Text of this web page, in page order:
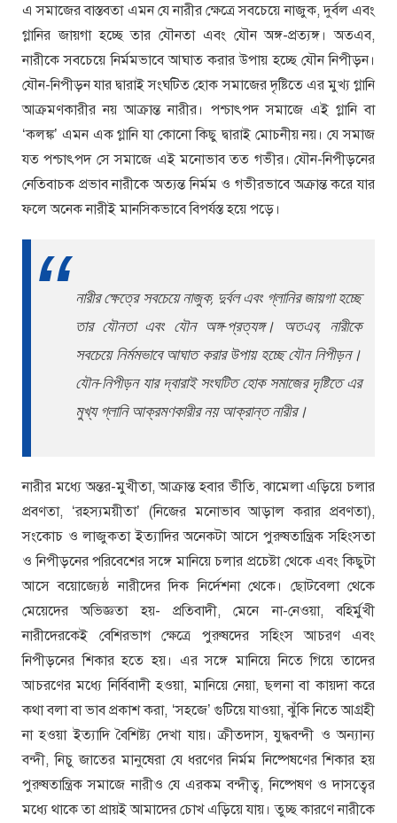
এ সমাজের বাস্তবতা এমন যে নারীর ক্ষেত্রে সবচেয়ে নাজুক, দুর্বল এবং
গ্লানির জায়গা হচ্ছে তার যৌনতা এবং যৌন অঙ্গ-প্রত্যঙ্গ। অতএব,
নারীকে সবচেয়ে নির্মমভাবে আঘাত করার উপায় হচ্ছে যৌন নিপীড়ন।
যৌন-নিপীড়ন যার দ্বারাই সংঘটিত হোক সমাজের দৃষ্টিতে এর মুখ্য গ্লানি
আক্রমণকারীর নয় আক্রান্ত নারীর। পশ্চাৎপদ সমাজে এই গ্লানি বা
‘কলঙ্ক’ এমন এক গ্লানি যা কোনো কিছু দ্বারাই মোচনীয় নয়। যে সমাজ
যত পশ্চাৎপদ সে সমাজে এই মনোভাব তত গভীর। যৌন-নিপীড়নের
নেতিবাচক প্রভাব নারীকে অত্যন্ত নির্মম ও গভীরভাবে অক্রান্ত করে যার
ফলে অনেক নারীই মানসিকভাবে বিপর্যস্ত হয়ে পড়ে।
নারীর ক্ষেত্রে সবচেয়ে নাজুক, দুর্বল এবং গ্লানির জায়গা হচ্ছে
তার যৌনতা এবং যৌন অঙ্গ-প্রত্যঙ্গ। অতএব, নারীকে
সবচেয়ে নির্মমভাবে আঘাত করার উপায় হচ্ছে যৌন নিপীড়ন।
যৌন-নিপীড়ন যার দ্বারাই সংঘটিত হোক সমাজের দৃষ্টিতে এর
মুখ্য গ্লানি আক্রমণকারীর নয় আক্রান্ত নারীর।
নারীর মধ্যে অন্তর-মুখীতা, আক্রান্ত হবার ভীতি, ঝামেলা এড়িয়ে চলার
প্রবণতা, ‘রহস্যময়ীতা’ (নিজের মনোভাব আড়াল করার প্রবণতা),
সংকোচ ও লাজুকতা ইত্যাদির অনেকটা আসে পুরুষতান্ত্রিক সহিংসতা
ও নিপীড়নের পরিবেশের সঙ্গে মানিয়ে চলার প্রচেষ্টা থেকে এবং কিছুটা
আসে বয়োজ্যেষ্ঠ নারীদের দিক নির্দেশনা থেকে। ছোটবেলা থেকে
মেয়েদের অভিজ্ঞতা হয়- প্রতিবাদী, মেনে না-নেওয়া, বহির্মুখী
নারীদেরকেই বেশিরভাগ ক্ষেত্রে পুরুষদের সহিংস আচরণ এবং
নিপীড়নের শিকার হতে হয়। এর সঙ্গে মানিয়ে নিতে গিয়ে তাদের
আচরণের মধ্যে নির্বিবাদী হওয়া, মানিয়ে নেয়া, ছলনা বা কায়দা করে
কথা বলা বা ভাব প্রকাশ করা, ‘সহজে’ গুটিয়ে যাওয়া, ঝুঁকি নিতে আগ্রহী
না হওয়া ইত্যাদি বৈশিষ্ট্য দেখা যায়। ক্রীতদাস, যুদ্ধবন্দী ও অন্যান্য
বন্দী, নিচু জাতের মানুষেরা যে ধরণের নির্মম নিষ্পেষণের শিকার হয়
পুরুষতান্ত্রিক সমাজে নারীও যে এরকম বন্দীত্ব, নিষ্পেষণ ও দাসত্বের
মধ্যে থাকে তা প্রায়ই আমাদের চোখ এড়িয়ে যায়। তুচ্ছ কারণে নারীকে